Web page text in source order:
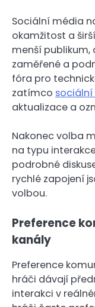
Sociální média
okamžitost a
menší publikum,
zaměřené a
fóra pro
zatímco
aktualizace a
Nakonec volba
na typu
podrobné
rychlé zapojení
volbou.
Preference
kanály
Preference
hráči dávají
interakci v